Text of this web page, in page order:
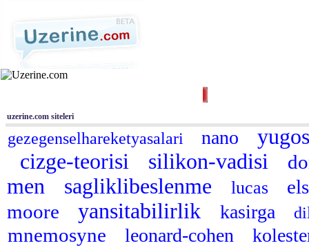
uzerine.com siteleri
gezegenselhareketyasalari nano
cizge-teorisi
silikon-vadisi
men sagliklibeslenme lucas
moore
yansitabilirlik kasirga
mnemosyne leonard-cohen